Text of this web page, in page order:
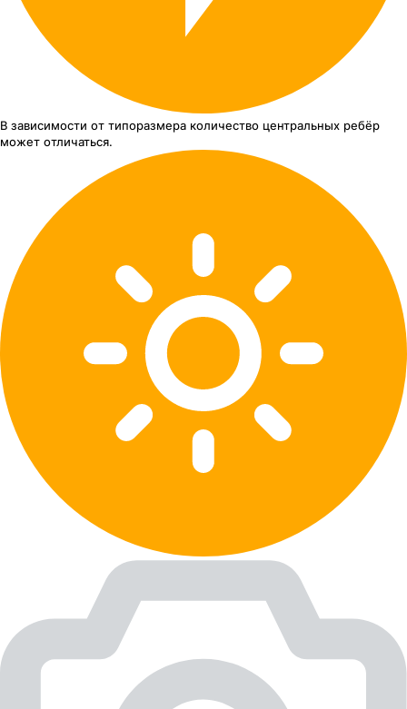
В зависимости от типоразмера количество центральных ребёр
может отличаться.